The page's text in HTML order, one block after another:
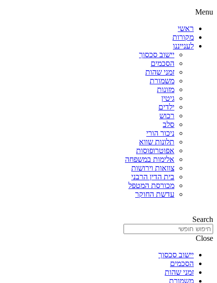
Menu
ראשי
מקורות
לענייננו
יישוב סכסוך
הסכמים
זמני שהות
משמורת
מזונות
גיטין
ילדים
רכוש
סלב
ניכור הורי
תלונות שווא
אפוטרופוסות
אלימות במשפחה
צוואות וירושות
בית הדין הרבני
מכורסת המטפל
עדשת החוקר
Search
Close
יישוב סכסוך
הסכמים
זמני שהות
משמורת